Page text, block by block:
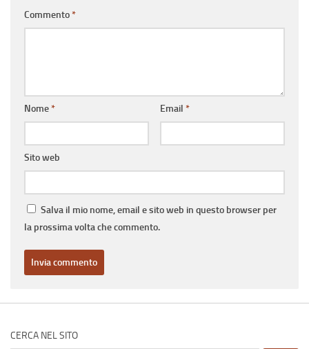
Commento*
Nome* Email *
Sito web
Salva il mio nome, email e sito web in questo browser per
la prossima volta che commento.
CERCA NEL SITO